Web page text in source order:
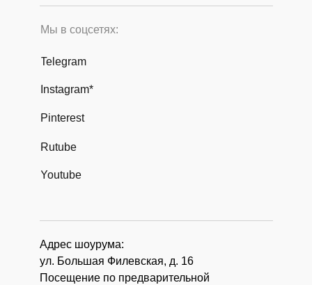
Адрес шоурума:
ул. Большая Филевская, д. 16
Посещение по предварительной
Мы в соцсетях:
Instagram*
Telegram
Pinterest
Rutube
Youtube